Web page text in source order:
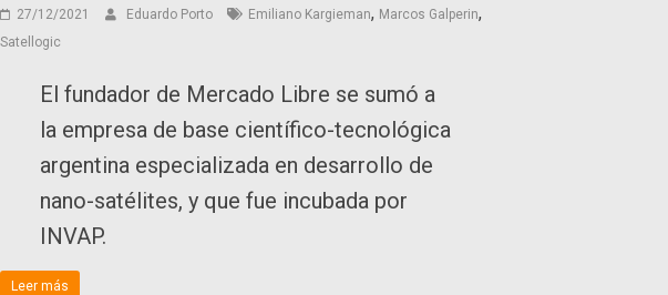
27/12/2021 Eduardo Porto Emiliano Kargieman, Marcos Galperin,
Satellogic
El fundador de Mercado Libre se sumó a
la empresa de base científico-tecnológica
argentina especializada en desarrollo de
nano-satélites, y que fue incubada por
INVAP.
Leer más